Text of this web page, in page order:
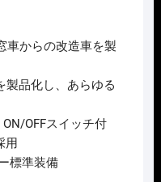
車からの改造車を製
製品化し、あらゆる
OFFスイッチ付
用
標準装備